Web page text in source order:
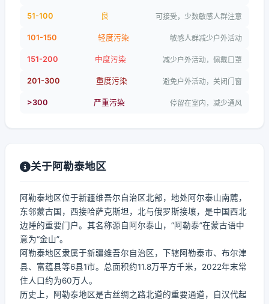
51-100 良 可接受，少数敏感人群注意
101-150 轻度污染 敏感人群减少户外活动
151-200 中度污染 减少户外活动，佩戴口罩
201-300 重度污染 避免户外活动，关闭门窗
>300 严重污染 停留在室内，减少通风
关于阿勒泰地区
阿勒泰地区位于新疆维吾尔自治区北部，地处阿尔泰山南麓，
东邻蒙古国，西接哈萨克斯坦，北与俄罗斯接壤，是中国西北
边陲的重要门户。其名称源自阿尔泰山，“阿勒泰”在蒙古语中
意为“金山”。
阿勒泰地区隶属于新疆维吾尔自治区，下辖阿勒泰市、布尔津
县、富蕴县等6县1市。总面积约11.8万平方千米，2022年末常
住人口约为60万人。
历史上，阿勒泰地区是古丝绸之路北道的重要通道，自汉代起